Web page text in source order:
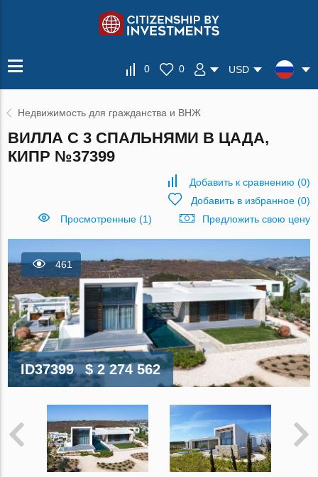
0 0 USD
Недвижимость для гражданства и ВНЖ
ВИЛЛА С 3 СПАЛЬНЯМИ В ЦАДА,
КИПР №37399
Добавить к сравнению (0)
Добавить в избранное(0)
Просмотренные (1)
Предложить свою цену
461
ID37399 $ 2 274 562